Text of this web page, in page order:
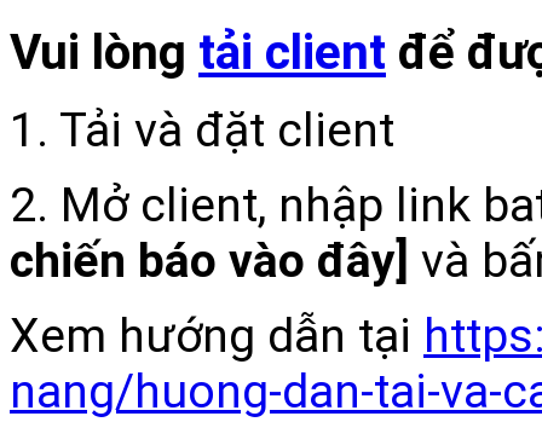
Vui lòng tải client để
1. Tải và đặt client
2. Mở client, nhập link
chiến báo vào đây] và
Xem hướng dẫn tại
nang/huong-dan-tai-va-